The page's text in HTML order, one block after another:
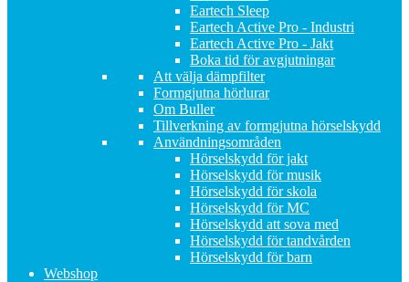
Eartech Sleep
Eartech Active Pro - Industri
Eartech Active Pro - Jakt
Boka tid för avgjutningar
Att välja dämpfilter
Formgjutna hörlurar
Om Buller
Tillverkning av formgjutna hörselskydd
Användningsområden
Hörselskydd för jakt
Hörselskydd för musik
Hörselskydd för skola
Hörselskydd för MC
Hörselskydd att sova med
Hörselskydd för tandvården
Hörselskydd för barn
Webshop